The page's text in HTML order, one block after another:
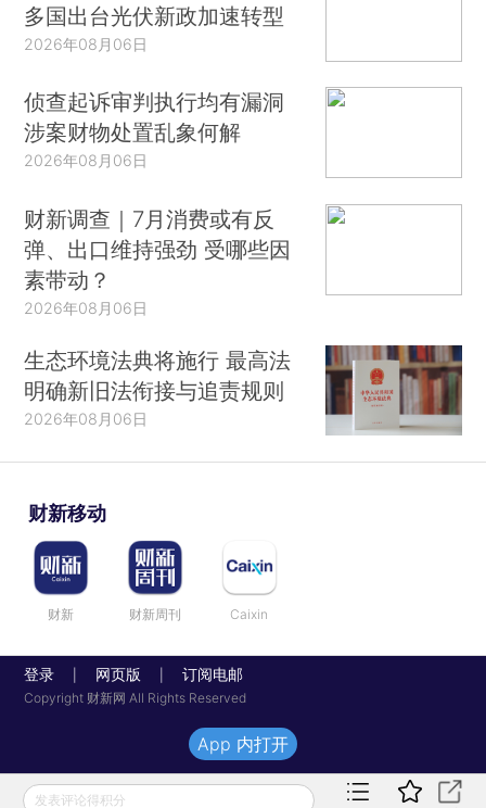
多国出台光伏新政加速转型
2026年08月06日
侦查起诉审判执行均有漏洞
涉案财物处置乱象何解
2026年08月06日
财新调查｜7月消费或有反
弹、出口维持强劲 受哪些因
素带动？
2026年08月06日
生态环境法典将施行 最高法
明确新旧法衔接与追责规则
2026年08月06日
财新移动
财新 财新周刊 Caixin
登录 网页版 订阅电邮
Copyright 财新网 All Rights Reserved
发表评论得积分
App 内打开